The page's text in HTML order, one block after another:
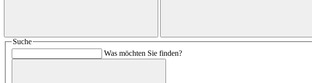
Suche
Was möchten Sie finden?